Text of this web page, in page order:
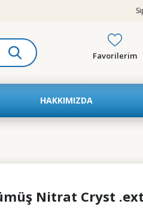
Favorilerim
HAKKIMIZDA
Nitrat Cryst